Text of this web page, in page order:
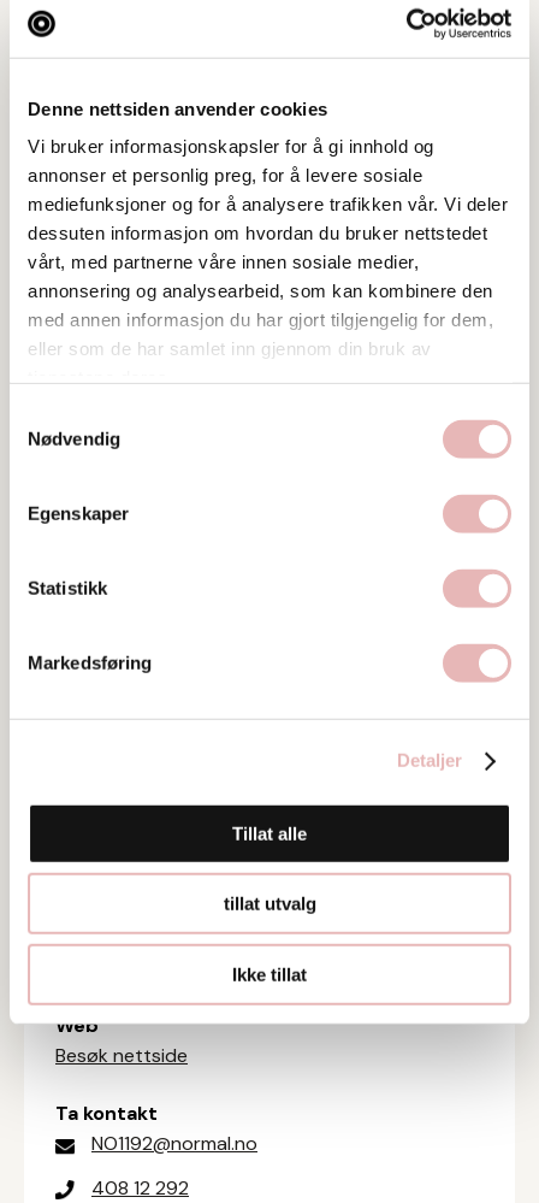
Denne nettsiden anvender cookies
Vi bruker informasjonskapsler for å gi innhold og
annonser et personlig preg, for å levere sosiale
mediefunksjoner og for å analysere trafikken vår. Vi deler
dessuten informasjon om hvordan du bruker nettstedet
vårt, med partnerne våre innen sosiale medier,
annonsering og analysearbeid, som kan kombinere den
med annen informasjon du har gjort tilgjengelig for dem,
eller som de har samlet inn gjennom din bruk av
Nødvendig
Egenskaper
Statistikk
Markedsføring
Detaljer
Tillat alle
tillat utvalg
Ikke tillat
Bilder
Tar BYENgavekortet
Tar digitalt BYENgavekort
Besøksadresse
Lars Hertervigs gate 6 , 4006 Stavanger
Web
Besøk nettside
Ta kontakt
NO1192@normal.no
408 12 292